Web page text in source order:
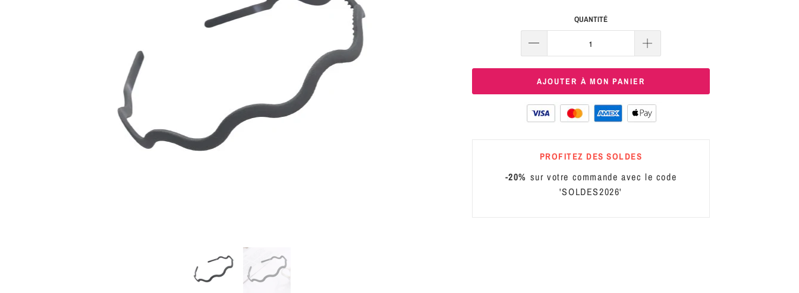
QUANTITÉ
AJOUTER À MON PANIER
PROFITEZ DES SOLDES
-20% sur votre commande avec le code
'SOLDES2026'